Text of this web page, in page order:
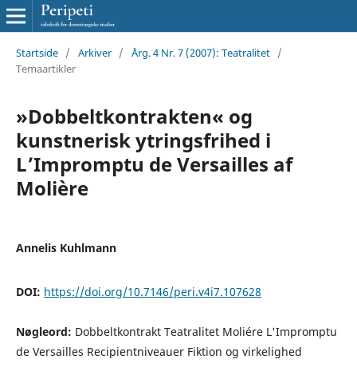
Startside / Arkiver / Årg. 4 Nr. 7 (2007): Teatralitet /
Temaartikler
»Dobbeltkontrakten« og
kunstnerisk ytringsfrihed i
L’Impromptu de Versailles af
Molière
Annelis Kuhlmann
DOI: https://doi.org/10.7146/peri.v4i7.107628
Nøgleord: Dobbeltkontrakt Teatralitet Moliére L'Impromptu
de Versailles Recipientniveauer Fiktion og virkelighed